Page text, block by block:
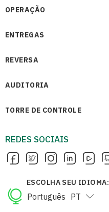
OPERAÇÃO
ENTREGAS
REVERSA
AUDITORIA
TORRE DE CONTROLE
REDES SOCIAIS
ESCOLHA SEU IDIOMA:
Português PT
English EN